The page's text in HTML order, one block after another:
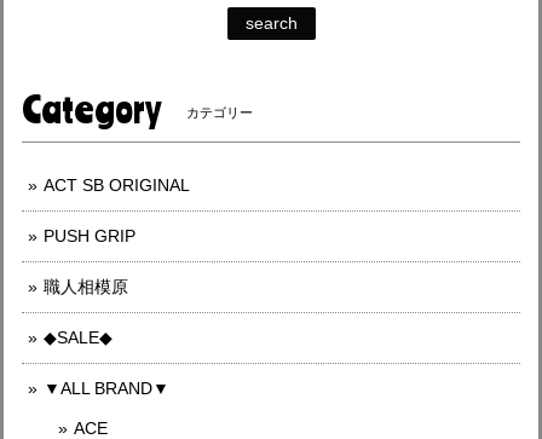
search
Category カテゴリー
ACT SB ORIGINAL
PUSH GRIP
職人相模原
◆SALE◆
▼ALL BRAND▼
ACE